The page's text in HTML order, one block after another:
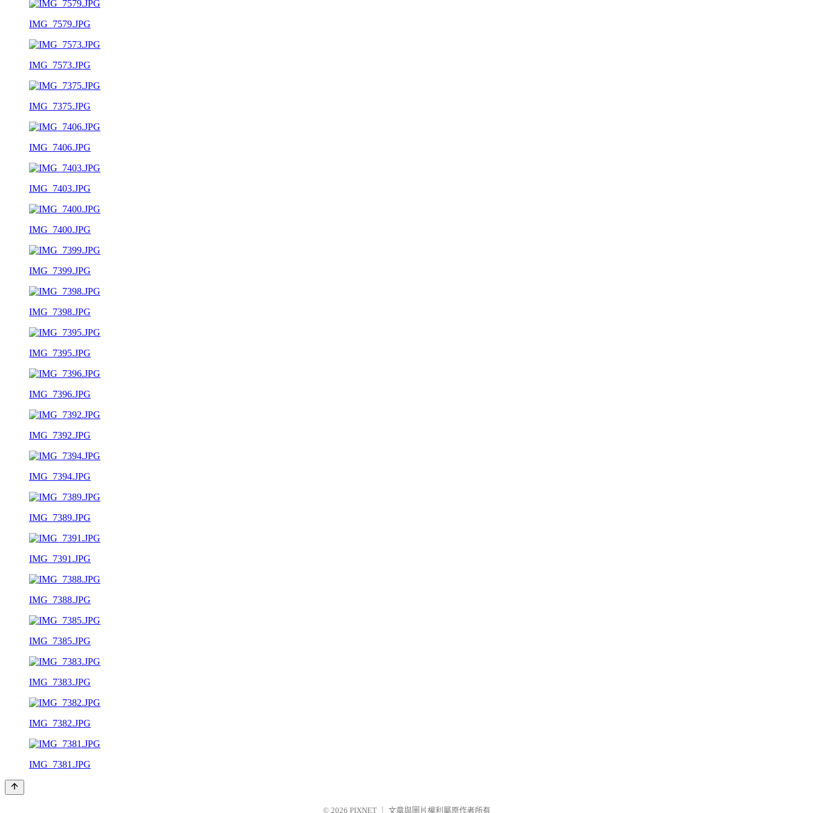
IMG_7579.JPG
IMG_7573.JPG
IMG_7375.JPG
IMG_7406.JPG
IMG_7403.JPG
IMG_7400.JPG
IMG_7399.JPG
IMG_7398.JPG
IMG_7395.JPG
IMG_7396.JPG
IMG_7392.JPG
IMG_7394.JPG
IMG_7389.JPG
IMG_7391.JPG
IMG_7388.JPG
IMG_7385.JPG
IMG_7383.JPG
IMG_7382.JPG
IMG_7381.JPG
© 2026 PIXNET 文章與圖片權利屬原作者所有